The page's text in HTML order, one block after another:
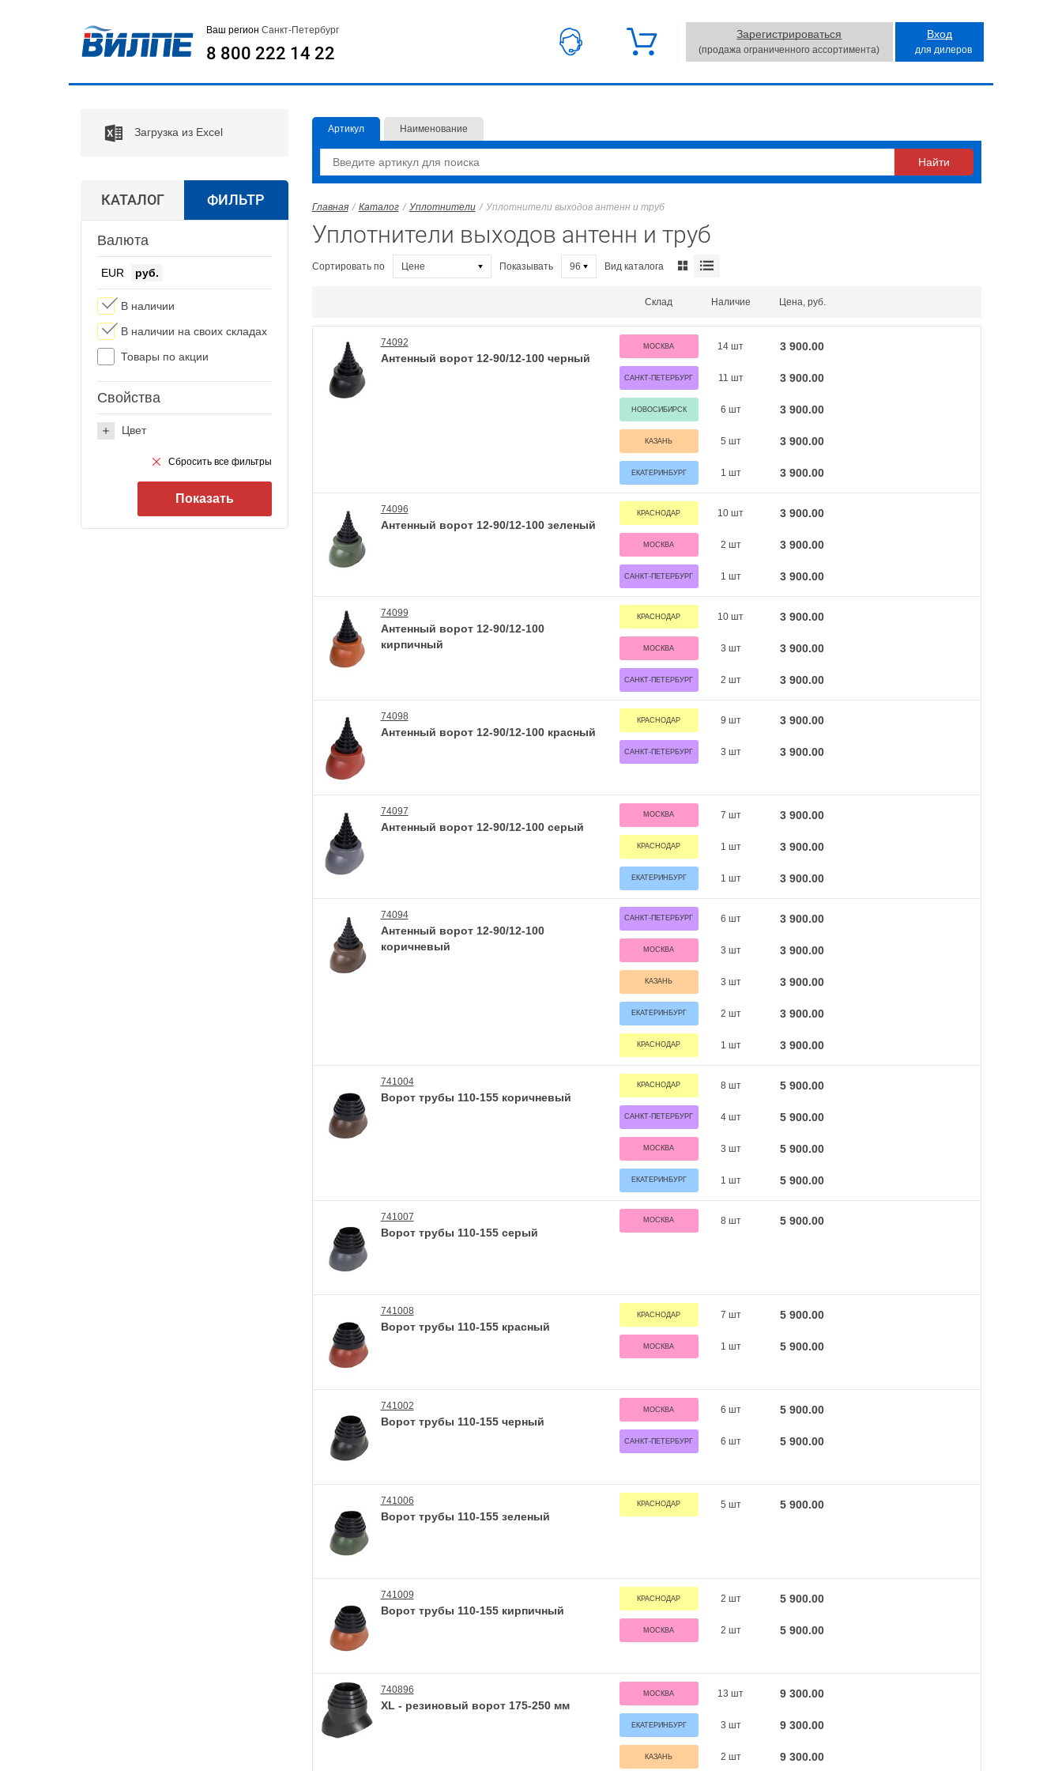
Ваш регион Санкт-Петербург
8 800 222 14 22
Зарегистрироваться
(продажа ограниченного ассортимента)
Вход
для дилеров
Загрузка из Excel
КАТАЛОГ ФИЛЬТР
Валюта
EUR руб.
В наличии
В наличии на своих складах
Товары по акции
Свойства
Цвет
Зеленый
Кирпичный
Коричневый
Красный
Сбросить все фильтры
Артикул Наименование
Главная / Каталог / Уплотнители / Уплотнители выходов антенн и труб
Уплотнители выходов антенн и труб
Сортировать по Цене Показывать 96 Вид каталога
Склад Наличие Цена, руб.
74092
Антенный ворот 12-90/12-100 черный
МОСКВА 14 шт 3 900.00
САНКТ-ПЕТЕРБУРГ 11 шт 3 900.00
НОВОСИБИРСК 6 шт 3 900.00
КАЗАНЬ 5 шт 3 900.00
ЕКАТЕРИНБУРГ 1 шт 3 900.00
74096
Антенный ворот 12-90/12-100 зеленый
КРАСНОДАР 10 шт 3 900.00
МОСКВА 2 шт 3 900.00
САНКТ-ПЕТЕРБУРГ 1 шт 3 900.00
74099
Антенный ворот 12-90/12-100
кирпичный
КРАСНОДАР 10 шт 3 900.00
МОСКВА 3 шт 3 900.00
САНКТ-ПЕТЕРБУРГ 2 шт 3 900.00
74098
Антенный ворот 12-90/12-100 красный
КРАСНОДАР 9 шт 3 900.00
САНКТ-ПЕТЕРБУРГ 3 шт 3 900.00
74097
Антенный ворот 12-90/12-100 серый
МОСКВА 7 шт 3 900.00
КРАСНОДАР 1 шт 3 900.00
ЕКАТЕРИНБУРГ 1 шт 3 900.00
74094
Антенный ворот 12-90/12-100
коричневый
САНКТ-ПЕТЕРБУРГ 6 шт 3 900.00
МОСКВА 3 шт 3 900.00
КАЗАНЬ 3 шт 3 900.00
ЕКАТЕРИНБУРГ 2 шт 3 900.00
КРАСНОДАР 1 шт 3 900.00
741004
Ворот трубы 110-155 коричневый
КРАСНОДАР 8 шт 5 900.00
САНКТ-ПЕТЕРБУРГ 4 шт 5 900.00
МОСКВА 3 шт 5 900.00
ЕКАТЕРИНБУРГ 1 шт 5 900.00
741007
Ворот трубы 110-155 серый
МОСКВА 8 шт 5 900.00
741008
Ворот трубы 110-155 красный
КРАСНОДАР 7 шт 5 900.00
МОСКВА 1 шт 5 900.00
741002
Ворот трубы 110-155 черный
МОСКВА 6 шт 5 900.00
САНКТ-ПЕТЕРБУРГ 6 шт 5 900.00
741006
Ворот трубы 110-155 зеленый
КРАСНОДАР 5 шт 5 900.00
741009
Ворот трубы 110-155 кирпичный
КРАСНОДАР 2 шт 5 900.00
МОСКВА 2 шт 5 900.00
740896
XL - резиновый ворот 175-250 мм
МОСКВА 13 шт 9 300.00
ЕКАТЕРИНБУРГ 3 шт 9 300.00
КАЗАНЬ 2 шт 9 300.00